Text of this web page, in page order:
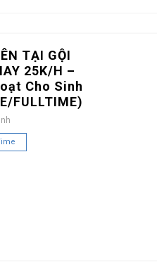
TẠI GỘI
25K/H –
Cho Sinh
FULLTIME)